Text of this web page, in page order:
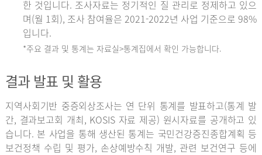
한 것입니다. 조사자료는 정기적인 질 관리로 정제하고 있으
며(월 1회), 조사 참여율은 2021-2022년 사업 기준으로 98%
입니다.
*주요 결과 및 통계는 자료실>통계집에서 확인 가능합니다.
결과 발표 및 활용
지역사회기반 중증외상조사는 연 단위 통계를 발표하고(통계 발
간, 결과보고회 개최, KOSIS 자료 제공) 원시자료를 공개하고 있
습니다. 본 사업을 통해 생산된 통계는 국민건강증진종합계획 등
보건정책 수립 및 평가, 손상예방수칙 개발, 관련 보건연구 등에